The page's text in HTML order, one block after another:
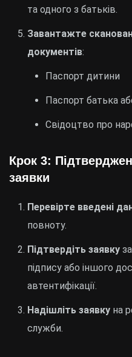
та одного з батьків.
Завантажте
документів:
Паспорт дитини
Паспорт батька
Свідоцтво про
Крок 3:
заявки
Перевірте введені
повноту.
Підтвердіть заявку
підпису або іншого
автентифікації.
Надішліть заявку на
служби.